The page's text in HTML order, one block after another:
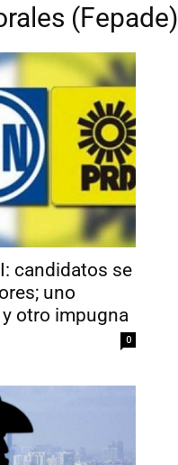
(Fepade)
candidatos se
uno
otro impugna
0